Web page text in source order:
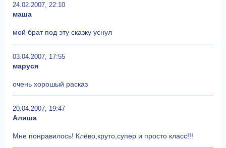
24.02.2007, 22:10
маша
мой брат под эту сказку уснул
03.04.2007, 17:55
маруся
очень хорошый расказ
20.04.2007, 19:47
Алиша
Мне понравилось! Клёво,круто,супер и просто класс!!!